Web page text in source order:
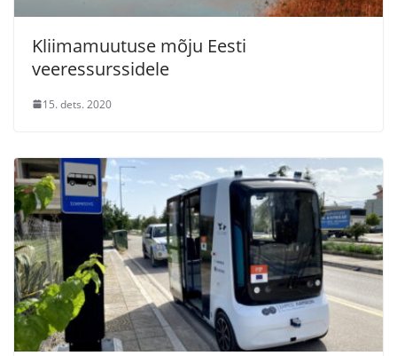
Kliimamuutuse mõju Eesti
veeressurssidele
15. dets. 2020